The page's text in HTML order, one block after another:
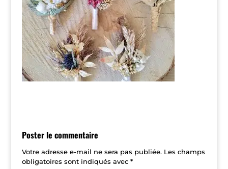
Poster le commentaire
Votre adresse e-mail ne sera pas publiée. Les champs
obligatoires sont indiqués avec *